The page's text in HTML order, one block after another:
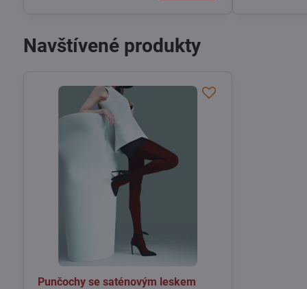
Navštívené produkty
Punčochy se saténovým leskem